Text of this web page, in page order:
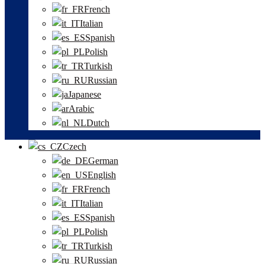
French
Italian
Spanish
Polish
Turkish
Russian
Japanese
Arabic
Dutch
Czech
German
English
French
Italian
Spanish
Polish
Turkish
Russian